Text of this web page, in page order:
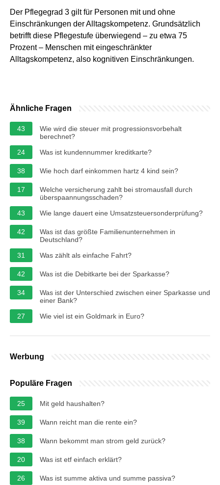
Der Pflegegrad 3 gilt für Personen mit und ohne
Einschränkungen der Alltagskompetenz. Grundsätzlich
betrifft diese Pflegestufe überwiegend – zu etwa 75
Prozent – Menschen mit eingeschränkter
Alltagskompetenz, also kognitiven Einschränkungen.
Ähnliche Fragen
43
Wie wird die steuer mit progressionsvorbehalt
berechnet?
24
Was ist kundennummer kreditkarte?
38 Wie hoch darf einkommen hartz 4 kind sein?
17
Welche versicherung zahlt bei stromausfall durch
überspaannungsschaden?
43
Wie lange dauert eine Umsatzsteuersonderprüfung?
42
Was ist das größte Familienunternehmen in
Deutschland?
31
Was zählt als einfache Fahrt?
42 Was ist die Debitkarte bei der Sparkasse?
34
Was ist der Unterschied zwischen einer Sparkasse und
einer Bank?
27
Wie viel ist ein Goldmark in Euro?
Werbung
Populäre Fragen
25 Mit geld haushalten?
39 Wann reicht man die rente ein?
38 Wann bekommt man strom geld zurück?
20 Was ist etf einfach erklärt?
26 Was ist summe aktiva und summe passiva?